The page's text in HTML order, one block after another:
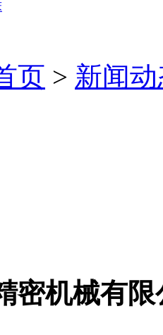
页 > 新闻
密机械有限